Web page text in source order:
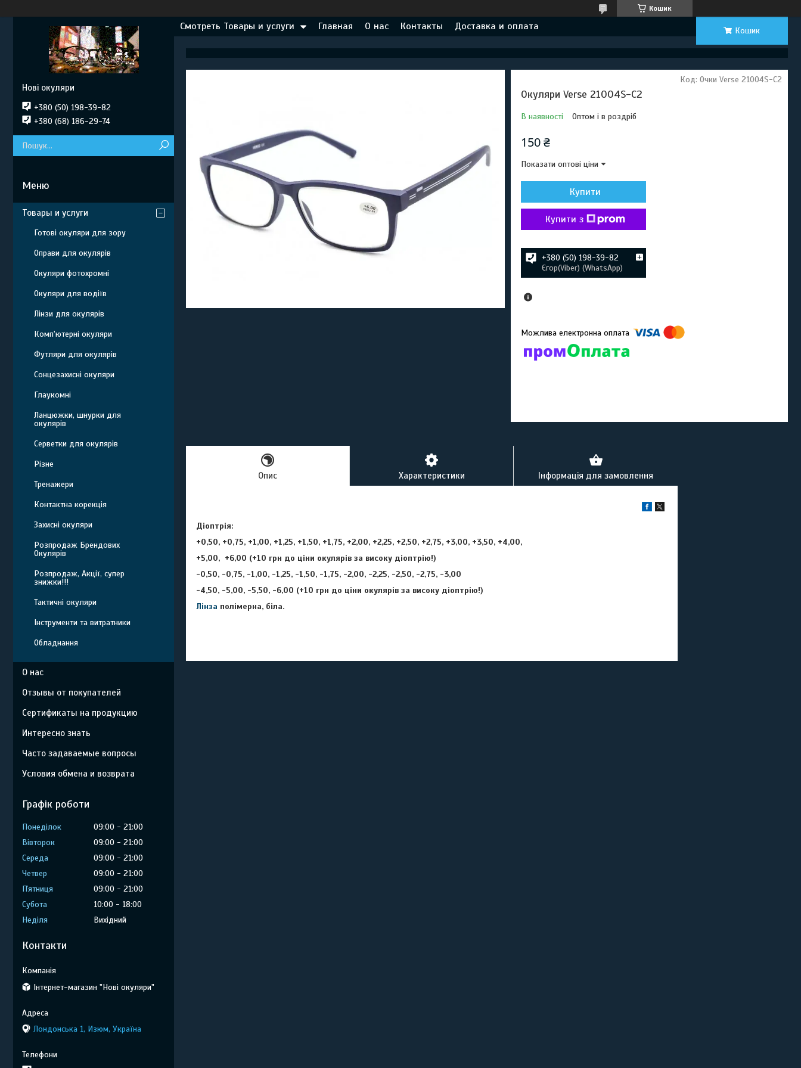
Кошик
Смотреть Товары и услуги Главная О нас Контакты Доставка и оплата Кошик
Окуляри Verse 21004S-C2
В наявності Оптом і в роздріб
Код: Очки Verse 21004S-C2
150 ₴
Показати оптові ціни
Купити
Купити з
+380 (50) 198-39-82
Єгор(Viber) (WhatsApp)
Опис Характеристики Інформація для замовлення
Діоптрія:
+0,50, +0,75, +1,00, +1,25, +1,50, +1,75, +2,00, +2,25, +2,50, +2,75, +3,00, +3,50, +4,00,
+5,00, +6,00 (+10 грн до ціни окулярів за високу діоптрію!)
-0,50, -0,75, -1,00, -1,25, -1,50, -1,75, -2,00, -2,25, -2,50, -2,75, -3,00
-4,50, -5,00, -5,50, -6,00 (+10 грн до ціни окулярів за високу діоптрію!)
Лінза полімерна, біла.
Нові окуляри
+380 (50) 198-39-82
+380 (68) 186-29-74
Товары и услуги
Готові окуляри для зору
Оправи для окулярів
Окуляри фотохромні
Окуляри для водіїв
Лінзи для окулярів
Комп'ютерні окуляри
Футляри для окулярів
Сонцезахисні окуляри
Глаукомні
Ланцюжки, шнурки для
окулярів
Серветки для окулярів
Різне
Тренажери
Контактна корекція
Захисні окуляри
Розпродаж Брендових
Окулярів
Розпродаж, Акції, супер
знижки!!!
Тактичні окуляри
Інструменти та витратники
Обладнання
О нас
Отзывы от покупателей
Сертификаты на продукцию
Интересно знать
Часто задаваемые вопросы
Условия обмена и возврата
Графік роботи
Понеділок 09:00
21:00
Вівторок
09:00
21:00
Середа
09:00
21:00
Четвер
09:00
21:00
Пʼятниця
09:00
21:00
Субота
10:00
18:00
Неділя
Вихідний
Контакти
Інтернет-магазин "Нові окуляри"
Лондонська 1, Изюм, Україна